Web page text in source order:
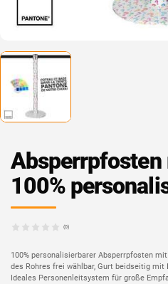
100%
(0)
100% personalisierbarer Absperrpfosten
des Rohres frei wählbar, Gurt beidseitig mit
Ideales Personenleitsystem für große